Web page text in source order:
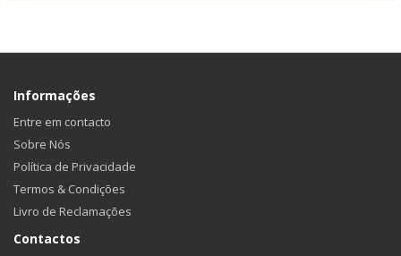
Informações
Entre em contacto
Sobre Nós
Política de Privacidade
Termos & Condições
Livro de Reclamações
Contactos